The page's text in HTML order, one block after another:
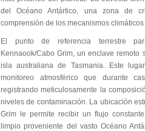
del Océano Antártico, una zona de
comprensión de los mecanismos
El punto de referencia terrestre
Kennaook/Cabo Grim, un enclave
isla australiana de Tasmania. Este
monitoreo atmosférico que durante
registrando meticulosamente la
niveles de contaminación. La ubicación
Grim le permite recibir un flujo
limpio proveniente del vasto Océano